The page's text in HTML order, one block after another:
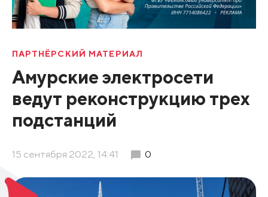
ПАРТНЁРСКИЙ МАТЕРИАЛ
Амурские электросети
ведут реконструкцию трех
подстанций
15 сентября 2022, 14:41 0